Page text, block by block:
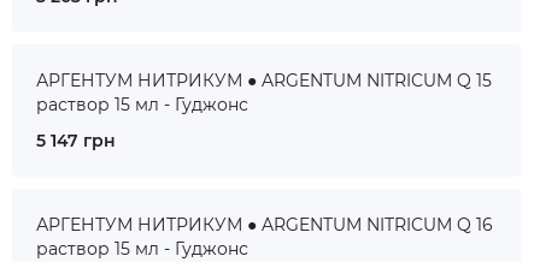
АРГЕНТУМ НИТРИКУМ ● ARGENTUM NITRICUM Q 15
раствор 15 мл - Гуджонс
5 147 грн
АРГЕНТУМ НИТРИКУМ ● ARGENTUM NITRICUM Q 16
раствор 15 мл - Гуджонс